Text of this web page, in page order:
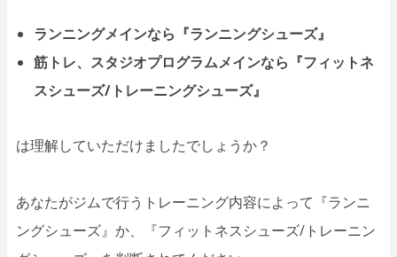
ランニングメインなら『ランニングシューズ』
筋トレ、スタジオプログラムメインなら『フィットネ
スシューズ/トレーニングシューズ』
は理解していただけましたでしょうか？
あなたがジムで行うトレーニング内容によって『ランニ
ングシューズ』か、『フィットネスシューズ/トレーニン